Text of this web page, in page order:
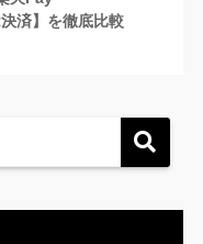
済】を徹底比較